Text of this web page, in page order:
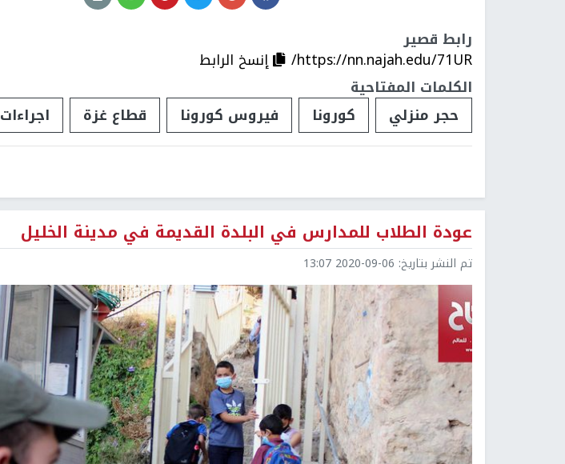
رابط قصير
https://nn.najah.edu/71UR/
إنسخ الرابط
الكلمات المفتاحية
حجر منزلي
كورونا فيروس كورونا قطاع غزة اجراءات
عودة الطلاب للمدارس في البلدة القديمة في مدينة الخليل
تم النشر بتاريخ: 2020-09-06 13:07